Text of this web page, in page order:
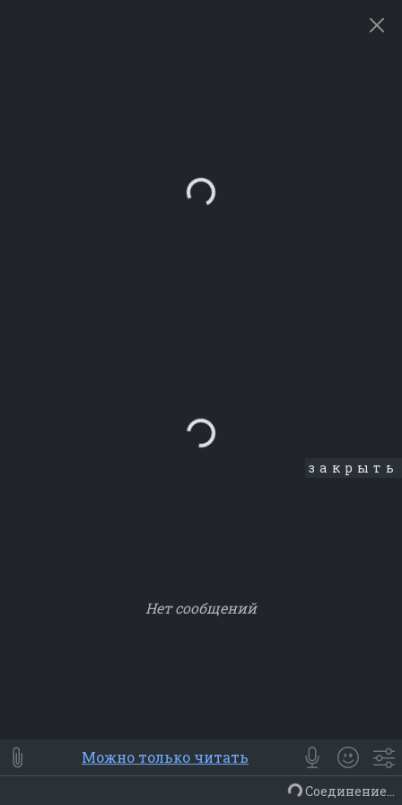
Loading...
закрыть
Нет сообщений
⭐ Мои Smile
😀 Emoji
Смайлики
Люди Животные Еда Объекты
Можно только читать
Соединение...